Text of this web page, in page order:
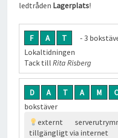
ledtråden Lagerplats!
F A T
- 3
Lokaltidningen
Tack till Rita Risberg
D A T A M
bokstäver
externt
tillgängligt via internet